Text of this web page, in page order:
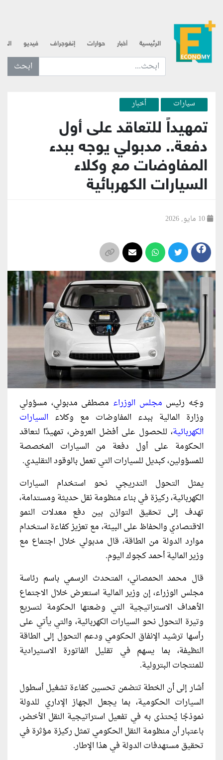
الرئيسية أخبار حوارات إنفوجراف فيديو
ابحث عن... :
سيارات أخبار
تمهيداً للتعاقد على أول
دفعة.. مدبولي يوجه ببدء
المفاوضات مع وكلاء
السيارات الكهربائية
وجّه رئيس مجلس الوزراء مصطفى مدبولي، مسؤولي
وزارة المالية ببدء المفاوضات مع وكلاء السيارات
الكهربائية، للحصول على أفضل العروض، تمهيدًا لتعاقد
الحكومة على أول دفعة من السيارات المخصصة
للمسؤولين، كبديل للسيارات التي تعمل بالوقود التقليدي.
يمثل التحول التدريجي نحو استخدام السيارات
الكهربائية، ركيزة في بناء منظومة نقل حديثة ومستدامة،
تهدف إلى تحقيق التوازن بين دفع معدلات النمو
الاقتصادي والحفاظ على البيئة، مع تعزيز كفاءة استخدام
موارد الدولة من الطاقة، قال مدبولي خلال اجتماع مع
وزير المالية أحمد كجوك اليوم.
قال محمد الحمصاني، المتحدث الرسمي باسم رئاسة
مجلس الوزراء، إن وزير المالية استعرض خلال الاجتماع
الأهداف الاستراتيجية التي وضعتها الحكومة لتسريع
وتيرة التحول نحو السيارات الكهربائية، والتي يأتي على
رأسها ترشيد الإنفاق الحكومي ودعم التحول إلى الطاقة
النظيفة، بما يسهم في تقليل الفاتورة الاستيرادية
للمنتجات البترولية.
أشار إلى أن الخطة تتضمن تحسين كفاءة تشغيل أسطول
السيارات الحكومية، بما يجعل الجهاز الإداري للدولة
نموذجًا يُحتذى به في تفعيل استراتيجية النقل الأخضر،
باعتبار أن منظومة النقل الحكومي تمثل ركيزة مؤثرة في
تحقيق مستهدفات الدولة في هذا الإطار.